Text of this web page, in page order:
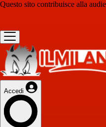
Questo sito contribuisce alla
Accedi